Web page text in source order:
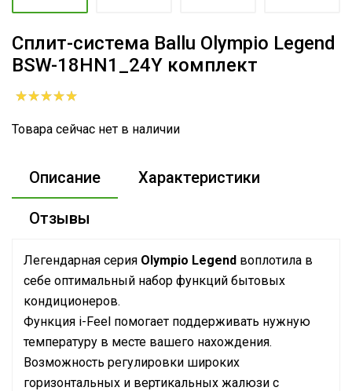
Сплит-система Ballu Olympio Legend
BSW-18HN1_24Y комплект
Товара сейчас нет в наличии
Описание Характеристики
Отзывы
Легендарная серия Olympio Legend воплотила в
себе оптимальный набор функций бытовых
кондиционеров.
Функция i-Feel помогает поддерживать нужную
температуру в месте вашего нахождения.
Возможность регулировки широких
горизонтальных и вертикальных жалюзи с